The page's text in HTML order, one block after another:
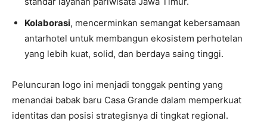
Kolaborasi, mencerminkan semangat kebersamaan
antarhotel untuk membangun ekosistem perhotelan
yang lebih kuat, solid, dan berdaya saing tinggi.
Peluncuran logo ini menjadi tonggak penting yang
menandai babak baru Casa Grande dalam memperkuat
identitas dan posisi strategisnya di tingkat regional.